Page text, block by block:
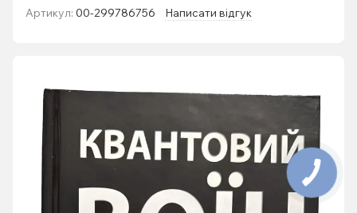
Артикул: 00-299786756 Написати відгук